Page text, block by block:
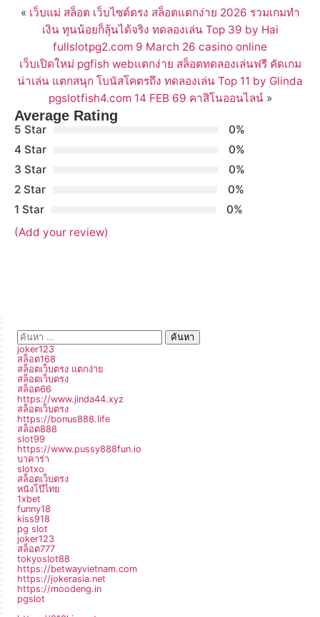
« เว็บแม่ สล็อต เว็บไซต์ตรง สล็อตแตกง่าย 2026 รวมเกมทำ
เงิน ทุนน้อยก็ลุ้นได้จริง ทดลองเล่น Top 39 by Hai
fullslotpg2.com 9 March 26 casino online
เว็บเปิดใหม่ pgfish webแตกง่าย สล็อตทดลองเล่นฟรี คัดเกม
น่าเล่น แตกสนุก โบนัสโคตรถึง ทดลองเล่น Top 11 by Glinda
pgslotfish4.com 14 FEB 69 คาสิโนออนไลน์ »
Average Rating
5 Star
0%
4 Star
0%
3 Star
0%
2 Star
0%
1 Star
0%
(Add your review)
joker123
สล็อต168
สล็อตเว็บตรง แตกง่าย
สล็อตเว็บตรง
สล็อต66
https://www.jinda44.xyz
สล็อตเว็บตรง
https://bonus888.life
สล็อต888
slot99
https://www.pussy888fun.io
บาคาร่า
slotxo
สล็อตเว็บตรง
หนังโป๊ไทย
1xbet
funny18
kiss918
pg slot
joker123
สล็อต777
tokyoslot88
https://betwayvietnam.com
https://jokerasia.net
https://moodeng.in
pgslot